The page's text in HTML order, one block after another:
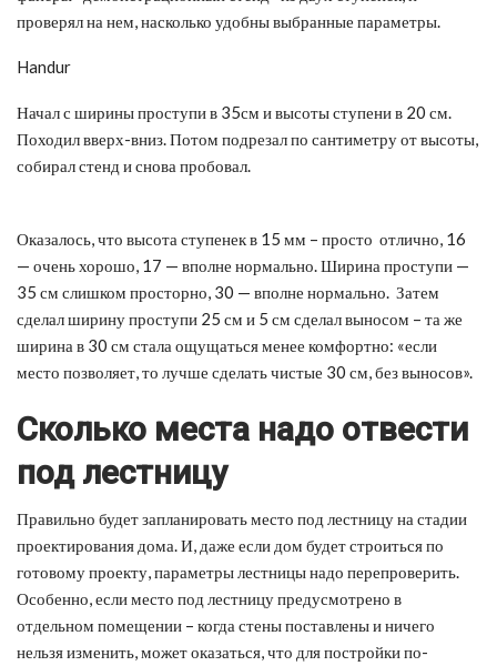
проверял на нем, насколько удобны выбранные параметры.
Handur
Начал с ширины проступи в 35см и высоты ступени в 20 см.
Походил вверх-вниз. Потом подрезал по сантиметру от высоты,
собирал стенд и снова пробовал.
Оказалось, что высота ступенек в 15 мм – просто отлично, 16
— очень хорошо, 17 — вполне нормально. Ширина проступи —
35 см слишком просторно, 30 — вполне нормально. Затем
сделал ширину проступи 25 см и 5 см сделал выносом – та же
ширина в 30 см стала ощущаться менее комфортно: «если
место позволяет, то лучше сделать чистые 30 см, без выносов».
Сколько места надо отвести
под лестницу
Правильно будет запланировать место под лестницу на стадии
проектирования дома. И, даже если дом будет строиться по
готовому проекту, параметры лестницы надо перепроверить.
Особенно, если место под лестницу предусмотрено в
отдельном помещении – когда стены поставлены и ничего
нельзя изменить, может оказаться, что для постройки по-